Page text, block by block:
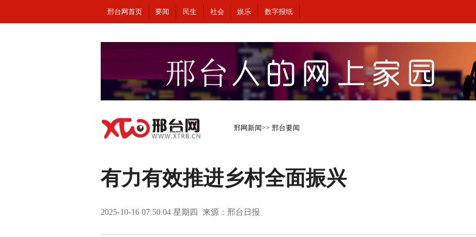
邢台网首页 要闻 民生 社会 娱乐 数字报纸
邢网新闻>> 邢台要闻
有力有效推进乡村全面振兴
2025-10-16 07:50:04 星期四 来源：邢台日报